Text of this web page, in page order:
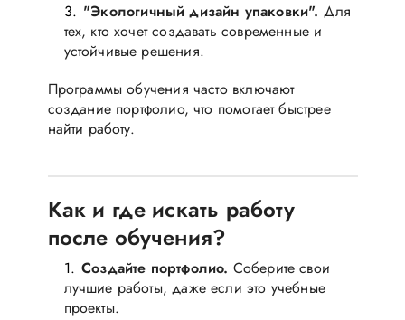
"Экологичный дизайн упаковки". Для
тех, кто хочет создавать современные и
устойчивые решения.
Программы обучения часто включают
создание портфолио, что помогает быстрее
найти работу.
Как и где искать работу
после обучения?
Создайте портфолио. Соберите свои
лучшие работы, даже если это учебные
проекты.